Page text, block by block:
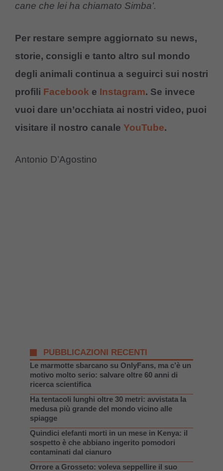
cane che lei ha chiamato Simba’.
Per restare sempre aggiornato su news,
storie, consigli e tanto altro sul mondo
degli animali continua a seguirci sui nostri
profili Facebook e Instagram. Se invece
vuoi dare un’occhiata ai nostri video, puoi
visitare il nostro canale YouTube.
Antonio D’Agostino
PUBBLICAZIONI RECENTI
Le marmotte sbarcano su OnlyFans, ma c’è un
motivo molto serio: salvare oltre 60 anni di
ricerca scientifica
Ha tentacoli lunghi oltre 30 metri: avvistata la
medusa più grande del mondo vicino alle
spiagge
Quindici elefanti morti in un mese in Kenya: il
sospetto è che abbiano ingerito pomodori
contaminati dal cianuro
Orrore a Grosseto: voleva seppellire il suo